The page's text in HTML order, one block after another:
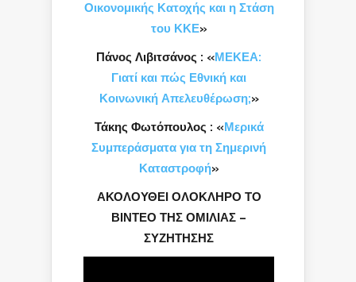
Οικονομικής Κατοχής και η Στάση
του ΚΚΕ»
Πάνος Λιβιτσάνος : «ΜΕΚΕΑ:
Γιατί και πώς Εθνική και
Κοινωνική Απελευθέρωση;»
Τάκης Φωτόπουλος : «Μερικά
Συμπεράσματα για τη Σημερινή
Καταστροφή»
ΑΚΟΛΟΥΘΕΙ ΟΛΟΚΛΗΡΟ ΤΟ
ΒΙΝΤΕΟ ΤΗΣ ΟΜΙΛΙΑΣ –
ΣΥΖΗΤΗΣΗΣ